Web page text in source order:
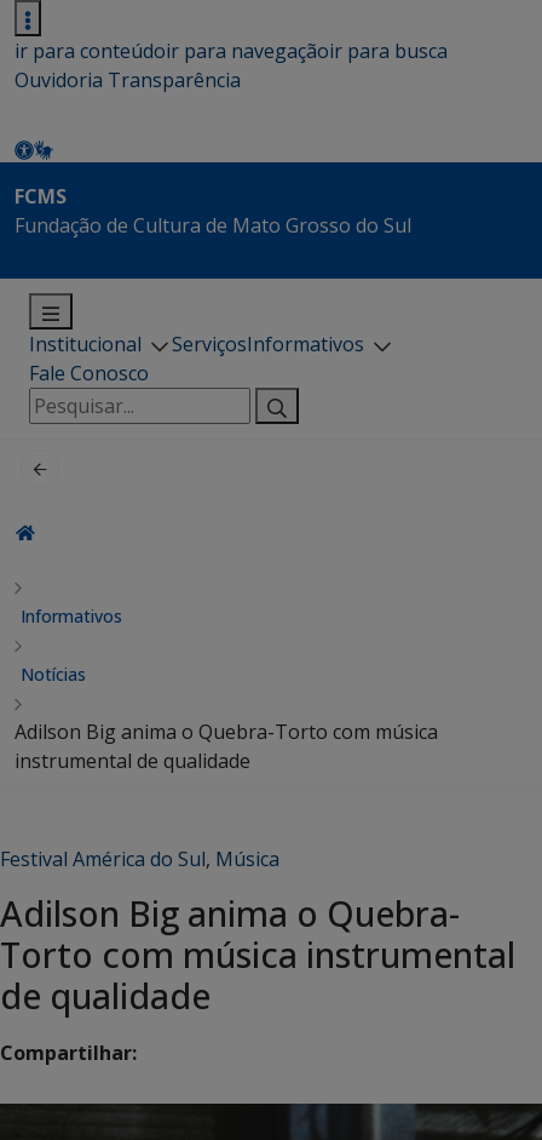
ir para conteúdoir para navegaçãoir para busca
Ouvidoria Transparência
FCMS
Fundação de Cultura de Mato Grosso do Sul
Institucional ServiçosInformativos
Fale Conosco
Pesquisar
por:
Informativos
Notícias
Adilson Big anima o Quebra-Torto com música
instrumental de qualidade
Festival América do Sul, Música
Adilson Big anima o Quebra-
Torto com música instrumental
de qualidade
Compartilhar: